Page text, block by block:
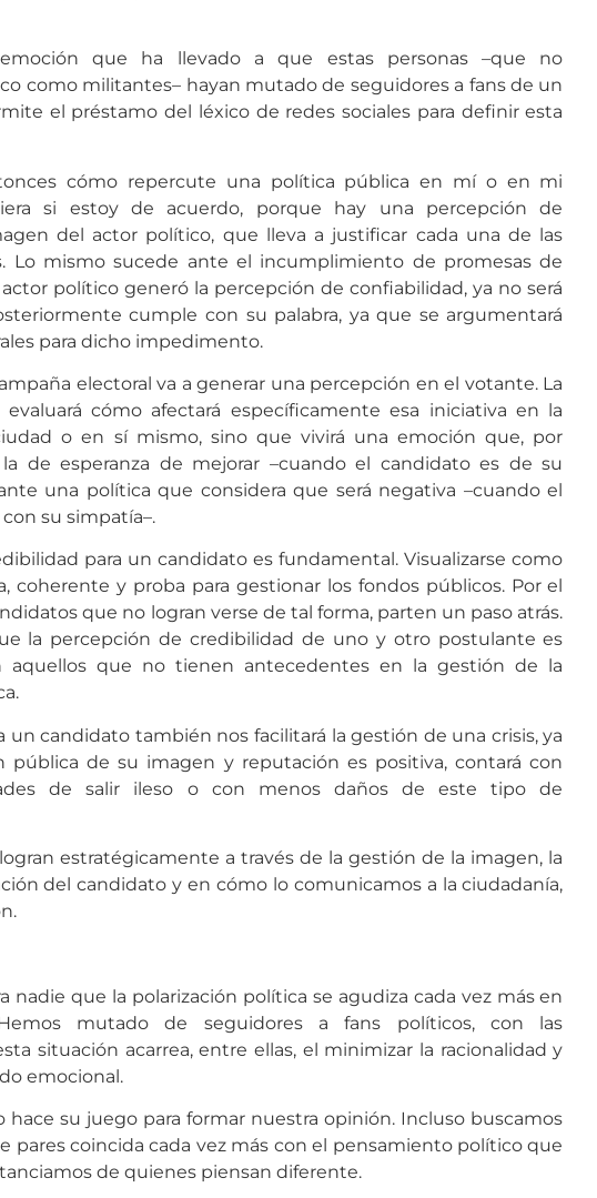
que ha llevado a que estas personas –que no
como militantes– hayan mutado de seguidores a fans de un
el préstamo del léxico de redes sociales para definir esta
cómo repercute una política pública en mí o en mi
si estoy de acuerdo, porque hay una percepción de
del actor político, que lleva a justificar cada una de las
Lo mismo sucede ante el incumplimiento de promesas de
político generó la percepción de confiabilidad, ya no será
cumple con su palabra, ya que se argumentará
para dicho impedimento.
electoral va a generar una percepción en el votante. La
cómo afectará específicamente esa iniciativa en la
o en sí mismo, sino que vivirá una emoción que, por
de esperanza de mejorar –cuando el candidato es de su
una política que considera que será negativa –cuando el
su simpatía–.
para un candidato es fundamental. Visualizarse como
coherente y proba para gestionar los fondos públicos. Por el
que no logran verse de tal forma, parten un paso atrás.
la percepción de credibilidad de uno y otro postulante es
aquellos que no tienen antecedentes en la gestión de la
un candidato también nos facilitará la gestión de una crisis, ya
pública de su imagen y reputación es positiva, contará con
de salir ileso o con menos daños de este tipo de
estratégicamente a través de la gestión de la imagen, la
del candidato y en cómo lo comunicamos a la ciudadanía,
nadie que la polarización política se agudiza cada vez más en
mutado de seguidores a fans políticos, con las
situación acarrea, entre ellas, el minimizar la racionalidad y
emocional.
su juego para formar nuestra opinión. Incluso buscamos
pares coincida cada vez más con el pensamiento político que
de quienes piensan diferente.